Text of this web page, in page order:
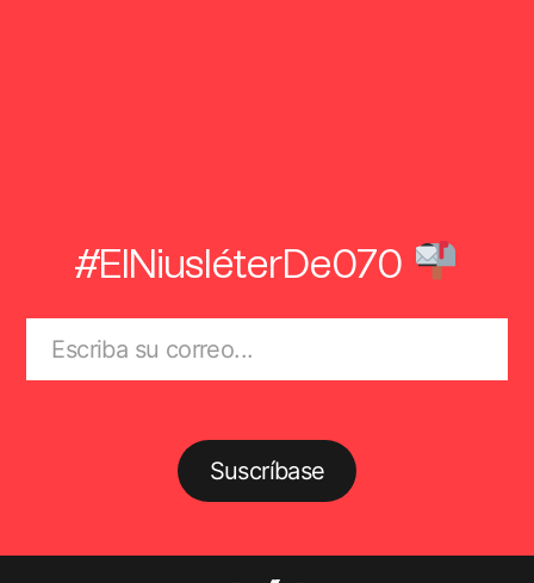
#ElNiusléterDe070
Suscríbase